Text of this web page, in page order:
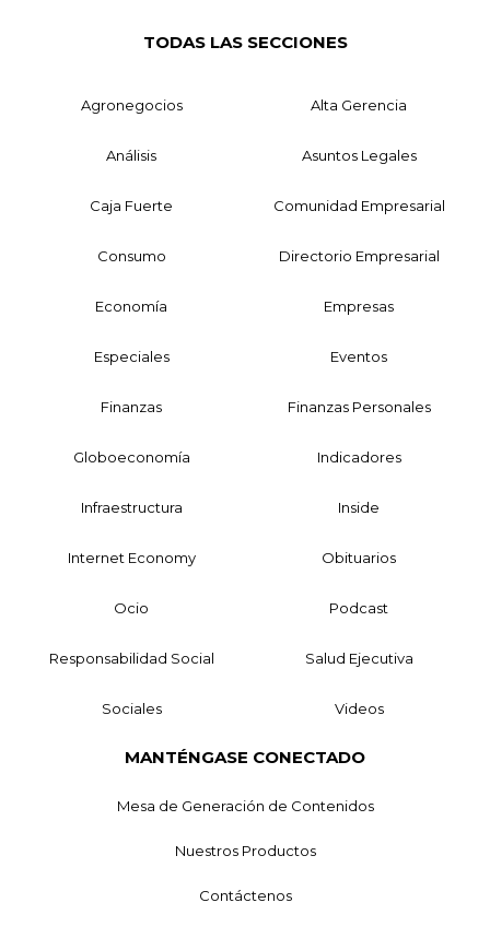
TODAS LAS SECCIONES
Agronegocios Alta Gerencia
Análisis Asuntos Legales
Caja Fuerte Comunidad Empresarial
Consumo Directorio Empresarial
Economía Empresas
Especiales Eventos
Finanzas Finanzas Personales
Globoeconomía Indicadores
Infraestructura Inside
Internet Economy Obituarios
Ocio Podcast
Responsabilidad Social Salud Ejecutiva
Sociales Videos
MANTÉNGASE CONECTADO
Mesa de Generación de Contenidos
Nuestros Productos
Contáctenos